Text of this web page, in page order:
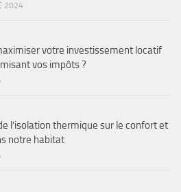
2024
votre investissement locatif
vos impôts ?
l’isolation thermique sur le confort et
notre habitat